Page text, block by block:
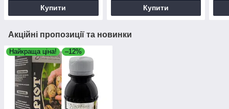
Купити Купити
Акційні пропозиції та новинки
Найкраща ціна! –12%